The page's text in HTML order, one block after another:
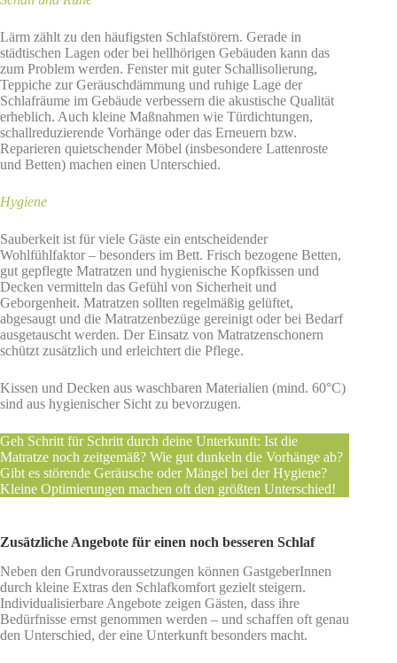
Lärm zählt zu den häufigsten Schlafstörern. Gerade in
städtischen Lagen oder bei hellhörigen Gebäuden kann das
zum Problem werden. Fenster mit guter Schallisolierung,
Teppiche zur Geräuschdämmung und ruhige Lage der
Schlafräume im Gebäude verbessern die akustische Qualität
erheblich. Auch kleine Maßnahmen wie Türdichtungen,
schallreduzierende Vorhänge oder das Erneuern bzw.
Reparieren quietschender Möbel (insbesondere Lattenroste
und Betten) machen einen Unterschied.
Hygiene
Sauberkeit ist für viele Gäste ein entscheidender
Wohlfühlfaktor – besonders im Bett. Frisch bezogene Betten,
gut gepflegte Matratzen und hygienische Kopfkissen und
Decken vermitteln das Gefühl von Sicherheit und
Geborgenheit. Matratzen sollten regelmäßig gelüftet,
abgesaugt und die Matratzenbezüge gereinigt oder bei Bedarf
ausgetauscht werden. Der Einsatz von Matratzenschonern
schützt zusätzlich und erleichtert die Pflege.
Kissen und Decken aus waschbaren Materialien (mind. 60°C)
sind aus hygienischer Sicht zu bevorzugen.
Geh Schritt für Schritt durch deine Unterkunft: Ist die
Matratze noch zeitgemäß? Wie gut dunkeln die Vorhänge ab?
Gibt es störende Geräusche oder Mängel bei der Hygiene?
Kleine Optimierungen machen oft den größten Unterschied!
Zusätzliche Angebote für einen noch besseren Schlaf
Neben den Grundvoraussetzungen können GastgeberInnen
durch kleine Extras den Schlafkomfort gezielt steigern.
Individualisierbare Angebote zeigen Gästen, dass ihre
Bedürfnisse ernst genommen werden – und schaffen oft genau
den Unterschied, der eine Unterkunft besonders macht.